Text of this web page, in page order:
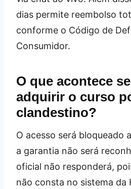
dias permite reembolso
conforme o Código de
Consumidor.
O que acontece
adquirir o curso
clandestino?
O acesso será bloqueado
a garantia não será
oficial não responderá,
não consta no sistema da